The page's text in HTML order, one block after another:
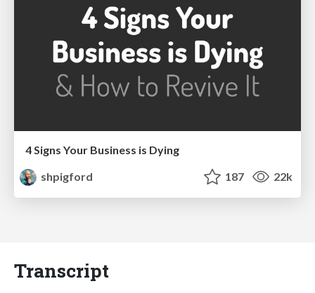
4 Signs Your Business is Dying
shpigford
187 22k
Transcript